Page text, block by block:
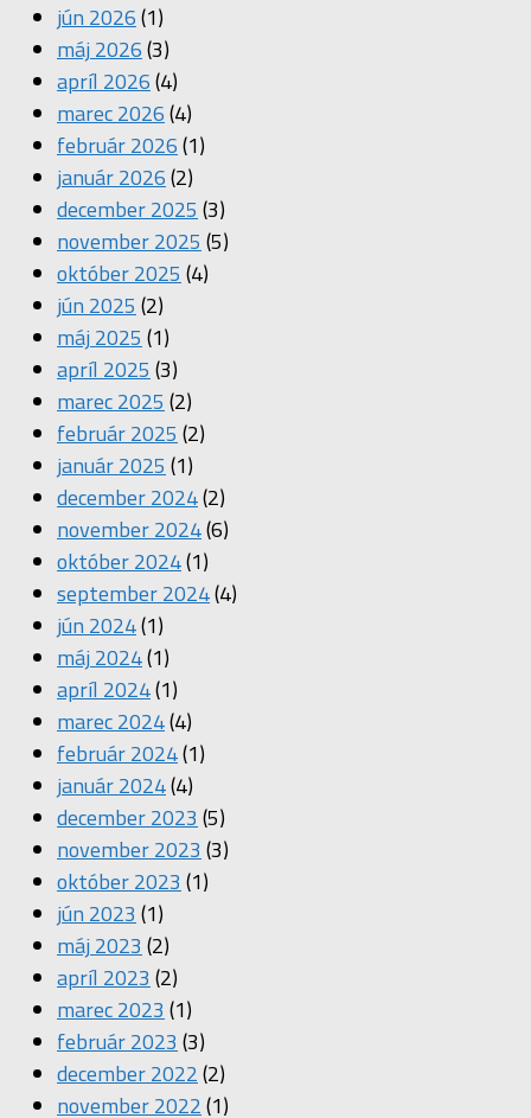
jún 2026(1)
máj 2026(3)
apríl 2026(4)
marec 2026(4)
február 2026(1)
január 2026(2)
december 2025 (3)
november 2025 (5)
október 2025 (4)
jún 2025 (2)
máj 2025 (1)
apríl 2025 (3)
marec 2025 (2)
február 2025 (2)
január 2025 (1)
december 2024(2)
november 2024(6)
október 2024(1)
september 2024(4)
jún 2024(1)
máj 2024(1)
apríl 2024(1)
marec 2024(4)
február 2024(1)
január 2024(4)
december 2023 (5)
november 2023 (3)
október 2023 (1)
jún 2023 (1)
máj 2023 (2)
apríl 2023 (2)
marec 2023 (1)
február 2023 (3)
december 2022(2)
november 2022(1)